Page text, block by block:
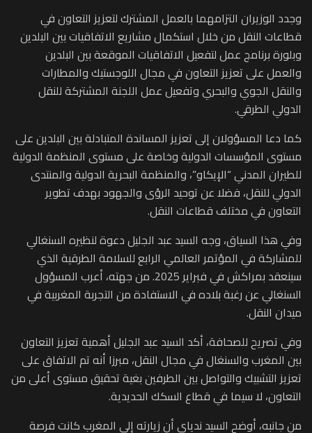
وجدد الوزيران التزامهما بالعمل المشترك لتعزيز التعاون في
قطاعات النقل من خلال استكمال مشاريع الاتفاقيات بين البلدين
وبلورة برنامج عمل لتفعيل الاتفاقيات الموقعة بين البلدين
والعمل على تعزيز التعاون في مجال اللوجستيك والمطارات
والنقل الجوي والبحري وتفعيل عمل اللجنة المشتركة للنقل
الدولي الطرقي.
كما دعا المسؤولان إلى تعزيز المساندة المتبادلة بين البلدين على
مستوى المؤسسات الدولية وخاصة على مستوى المنظمة الدولية
للطيران المدني “الإيكاو”، والمنظمة البحرية الدولية والمنتدى
الدولي للنقل، فضلا عن توحيد الرؤى والجهود بهدف تطوير
التعاون في مختلف قطاعات النقل.
وفي هذا السياق، وجه السيد عبد الجليل دعوة لنظيره السنغالي
للمشاركة في المؤتمر العالمي الرابع للسلامة الطرقية الذي
سينعقد بمراكش في فبراير 2025. من جهته، أعرب المسؤول
السنغالي عن رغبة بلاده في الاستفادة من التجربة المغربية في
ميدان النقل.
وفي تصريح للصحافة، أكد السيد عبد الجليل أهمية تعزيز التعاون
بين المغرب والسنغال في مجال النقل، مبرزا أنه تم الاتفاق على
تعزيز التشبيك والتواصل بين الطرفين بغية تحقيق مستوى أعلى من
التعاون، لا سيما في قطاع السكك الحديدية.
من جانبه، أوضح السيد ندياي أن زيارته إلى المغرب كانت فرصة